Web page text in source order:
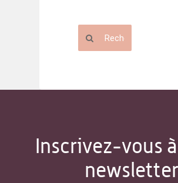
Inscrivez-vous
newsletter